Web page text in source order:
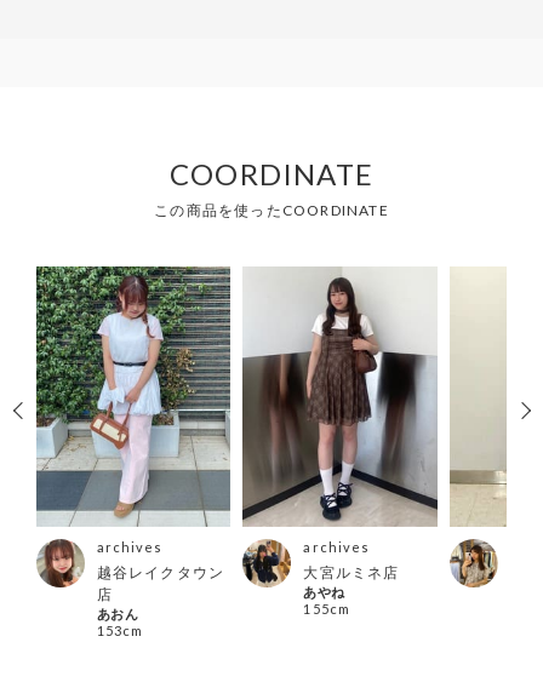
COORDINATE
この商品を使ったCOORDINATE
archives
越谷レイクタウン
店
あおん
153cm
archives
大宮ルミネ店
あやね
155cm